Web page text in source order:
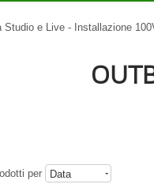
Studio e Live - Installazione
per Data